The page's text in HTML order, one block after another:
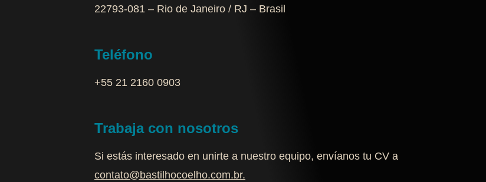
22793-081 – Rio de Janeiro / RJ – Brasil
Teléfono
+55 21 2160 0903‬
Trabaja con nosotros
Si estás interesado en unirte a nuestro equipo, envíanos tu CV a
contato@bastilhocoelho.com.br.